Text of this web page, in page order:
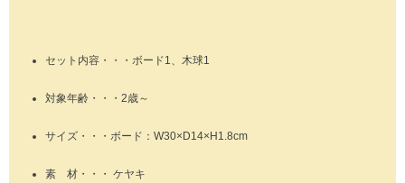
セット内容・・・ボード1、木球1
対象年齢・・・2歳～
サイズ・・・ボード：W30×D14×H1.8cm
素 材・・・ ケヤキ